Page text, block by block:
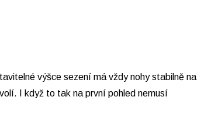
výšce sezení má vždy nohy stabilně na
I když to tak na první pohled nemusí